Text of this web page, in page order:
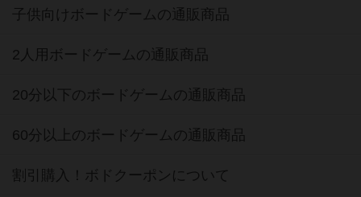
子供向けボードゲームの通販商品
2人用ボードゲームの通販商品
20分以下のボードゲームの通販商品
60分以上のボードゲームの通販商品
割引購入！ボドクーポンについて